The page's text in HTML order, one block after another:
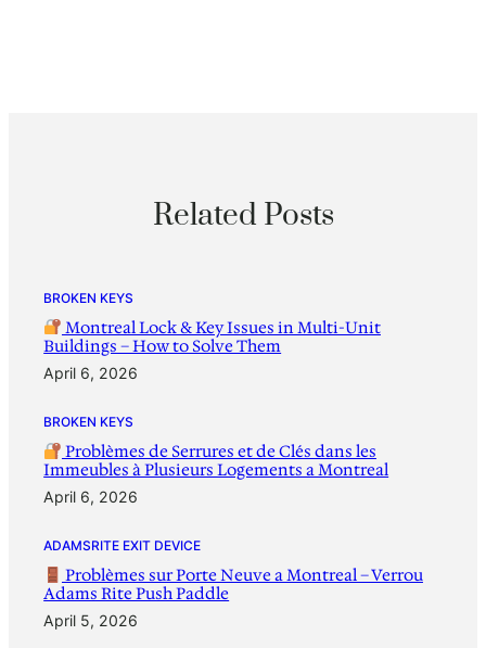
Related Posts
BROKEN KEYS
Montreal Lock & Key Issues in Multi-Unit
Buildings – How to Solve Them
April 6, 2026
BROKEN KEYS
Problèmes de Serrures et de Clés dans les
Immeubles à Plusieurs Logements a Montreal
April 6, 2026
ADAMSRITE EXIT DEVICE
Problèmes sur Porte Neuve a Montreal – Verrou
Adams Rite Push Paddle
April 5, 2026